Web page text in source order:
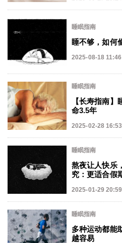
睡眠指南
睡不够，如何
2025-08-18 11:46
睡眠指南
【长寿指南
命3.5年
2025-02-28 16:53
睡眠指南
熬夜让人快乐
究：更适合假
2025-01-29 20:59
睡眠指南
多种运动都能
越容易